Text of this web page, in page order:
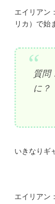
エイリアン
リカ）で始
質問
に？
いきなりギ
エイリアン